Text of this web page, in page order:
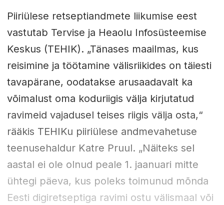
Piiriülese retseptiandmete liikumise eest
vastutab Tervise ja Heaolu Infosüsteemise
Keskus (TEHIK). „Tänases maailmas, kus
reisimine ja töötamine välisriikides on täiesti
tavapärane, oodatakse arusaadavalt ka
võimalust oma koduriigis välja kirjutatud
ravimeid vajadusel teises riigis välja osta,“
rääkis TEHIKu piiriülese andmevahetuse
teenusehaldur Katre Pruul. „Näiteks sel
aastal ei ole olnud peale 1. jaanuari mitte
ühtegi päeva, kus poleks toimunud mõnda
Eesti digiretseptiga ravimi ostu välismaal või